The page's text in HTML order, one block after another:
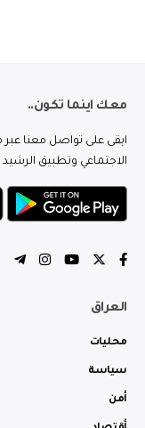
معك اينما تكون..
ابقى على تواصل معنا عبر
الاجتماعي وتطبيق الرشيد
العراق
محليات
سياسة
أمن